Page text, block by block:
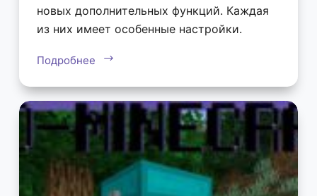
новых дополнительных функций. Каждая
из них имеет особенные настройки.
Подробнее